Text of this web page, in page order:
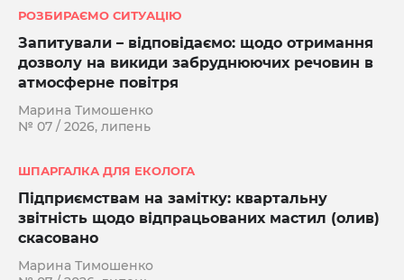
РОЗБИРАЄМО СИТУАЦІЮ
Запитували – відповідаємо: щодо отримання
дозволу на викиди забруднюючих речовин в
атмосферне повітря
Марина Тимошенко
№ 07 / 2026, липень
ШПАРГАЛКА ДЛЯ ЕКОЛОГА
Підприємствам на замітку: квартальну
звітність щодо відпрацьованих мастил (олив)
скасовано
Марина Тимошенко